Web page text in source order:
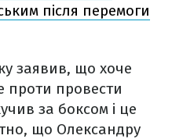
після перемоги
заявив, що хоче
проти провести
за боксом і це
що Олександру